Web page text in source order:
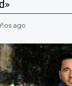
ago
ñ
o
s
a
g